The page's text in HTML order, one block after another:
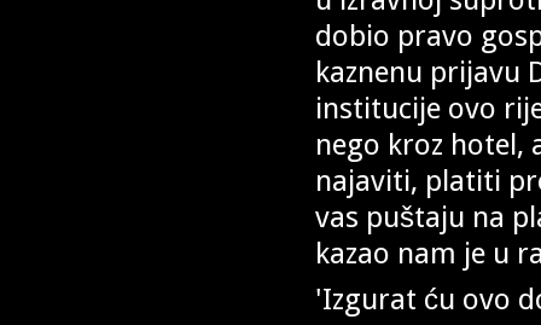
dobio pravo
kaznenu prijavu
institucije ovo
nego kroz hotel,
najaviti, platiti
vas puštaju na
kazao nam je u
'Izgurat ću ovo